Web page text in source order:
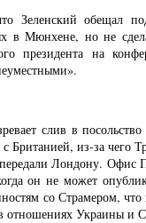
Зеленский обещал
в Мюнхене, но не
президента на
слив в
Британией, из-за чего
Лондону. Офис
он не может
со Страмером,
в отношениях Украины